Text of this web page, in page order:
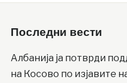
Последни вести
Албанија ја потврди
на Косово по изјавите